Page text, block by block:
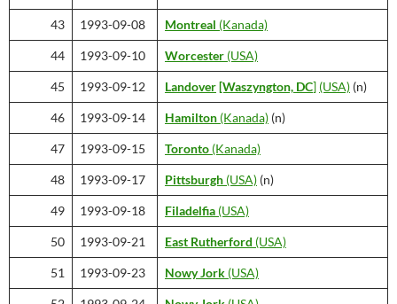
43 1993-09-08 Montreal (Kanada)
44 1993-09-10 Worcester (USA)
45 1993-09-12 Landover[Waszyngton, DC] (USA) (n)
46 1993-09-14 Hamilton (Kanada) (n)
47 1993-09-15 Toronto (Kanada)
48 1993-09-17 Pittsburgh (USA) (n)
49 1993-09-18 Filadelfia (USA)
50 1993-09-21 East Rutherford (USA)
51 1993-09-23 Nowy Jork (USA)